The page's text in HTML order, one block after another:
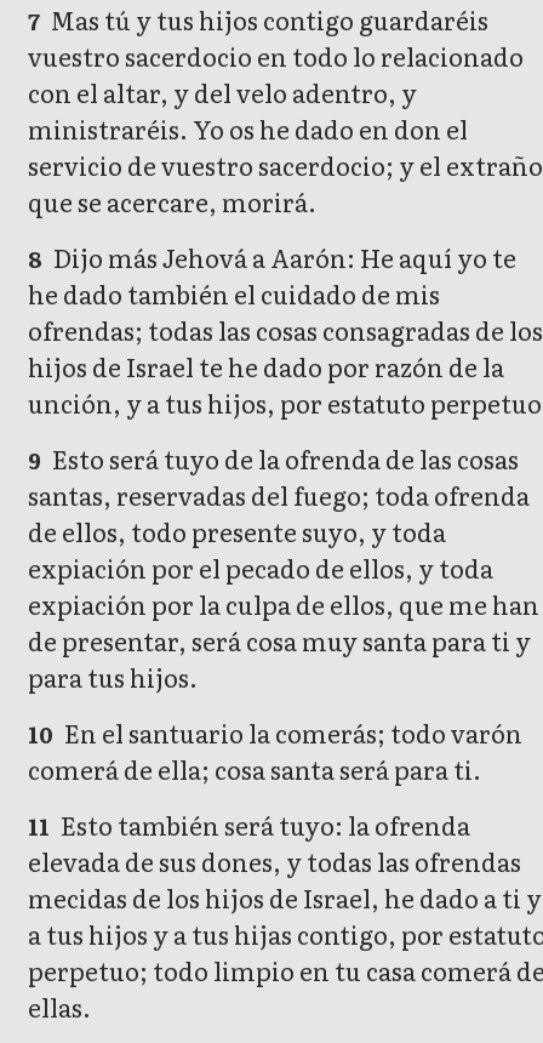
7 Mas tú y tus hijos contigo guardaréis
vuestro sacerdocio en todo lo relacionado
con el altar, y del velo adentro, y
ministraréis. Yo os he dado en don el
servicio de vuestro sacerdocio; y el extraño
que se acercare, morirá.
8 Dijo más Jehová a Aarón: He aquí yo te
he dado también el cuidado de mis
ofrendas; todas las cosas consagradas de los
hijos de Israel te he dado por razón de la
unción, y a tus hijos, por estatuto
9 Esto será tuyo de la ofrenda de las cosas
santas, reservadas del fuego; toda ofrenda
de ellos, todo presente suyo, y toda
expiación por el pecado de ellos, y toda
expiación por la culpa de ellos, que me han
de presentar, será cosa muy santa para ti y
para tus hijos.
10 En el santuario la comerás; todo varón
comerá de ella; cosa santa será para ti.
11 Esto también será tuyo: la ofrenda
elevada de sus dones, y todas las ofrendas
mecidas de los hijos de Israel, he dado a ti y
a tus hijos y a tus hijas contigo, por
perpetuo; todo limpio en tu casa comerá
ellas.